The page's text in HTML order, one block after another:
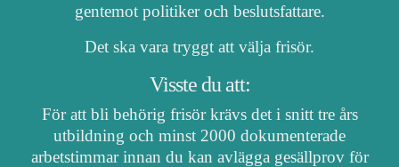
gentemot politiker och beslutsfattare.
Det ska vara tryggt att välja frisör.
Visste du att:
För att bli behörig frisör krävs det i snitt tre års
utbildning och minst 2000 dokumenterade
arbetstimmar innan du kan avlägga gesällprov för